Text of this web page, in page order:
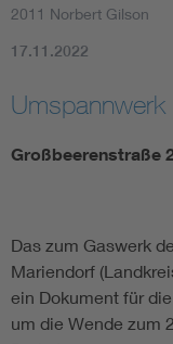
2011 Norbert Gilson
17.11.2022
Umspannwerk
Großbeerenstraße
Das zum Gaswerk
Mariendorf
ein Dokument für
um die Wende zum